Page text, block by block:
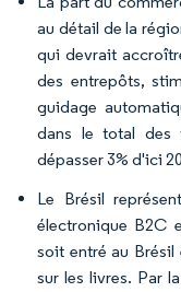
au détail de la
qui devrait
des entrepôts,
guidage
dans le total des
dépasser 3% d'ici
Le Brésil
électronique B2C
soit entré au Brésil
sur les livres. Par